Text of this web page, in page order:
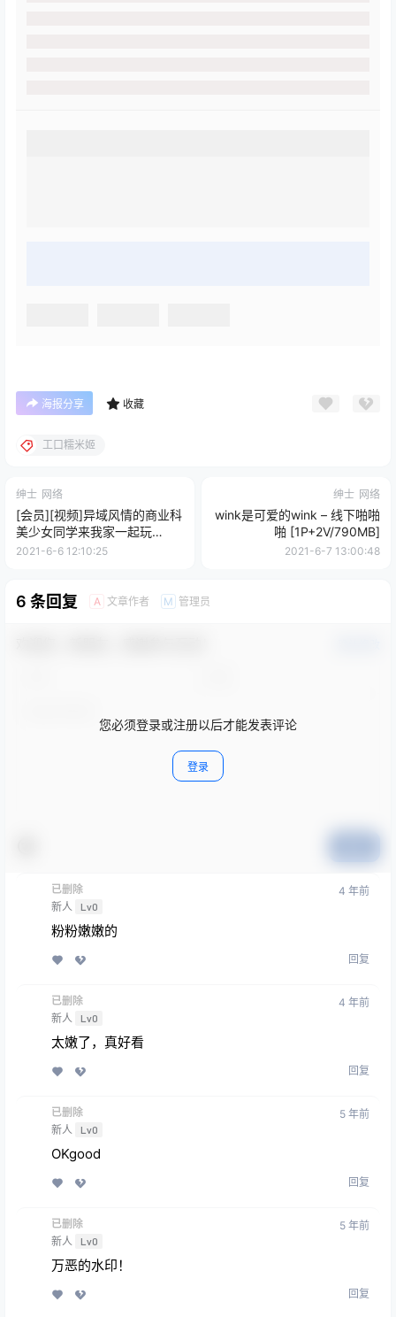
海报分享 收藏
工口糯米姬
绅士 网络
[会员][视频]异域风情的商业科
美少女同学来我家一起玩
[1V/2.72G]
2021-6-6 12:10:25
绅士 网络
wink是可爱的wink – 线下啪啪
啪 [1P+2V/790MB]
2021-6-7 13:00:48
6 条回复 A 文章作者 M 管理员
您必须登录或注册以后才能发表评论
登录
已删除
新人 Lv0
4 年前
粉粉嫩嫩的
回复
已删除
新人 Lv0
4 年前
太嫩了，真好看
回复
已删除
新人 Lv0
5 年前
OKgood
回复
已删除
新人 Lv0
5 年前
万恶的水印！
回复